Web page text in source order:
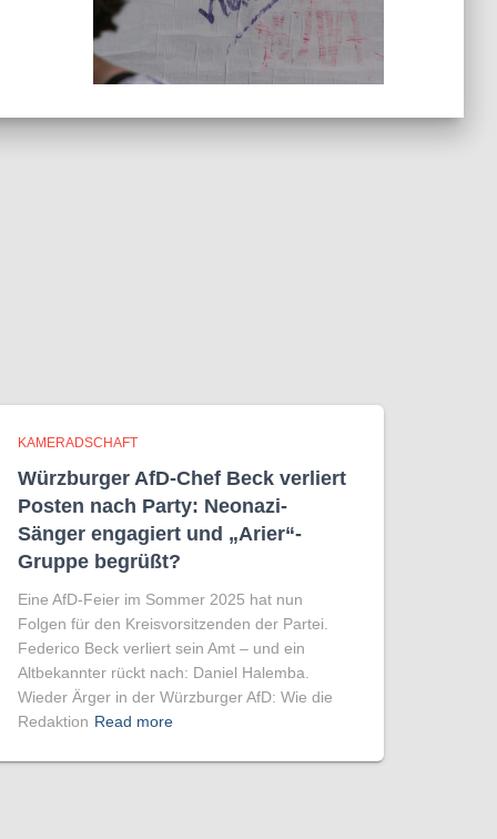
KAMERADSCHAFT
Würzburger AfD-Chef Beck verliert
Posten nach Party: Neonazi-
Sänger engagiert und „Arier“-
Gruppe begrüßt?
Eine AfD-Feier im Sommer 2025 hat nun
Folgen für den Kreisvorsitzenden der Partei.
Federico Beck verliert sein Amt – und ein
Altbekannter rückt nach: Daniel Halemba.
Wieder Ärger in der Würzburger AfD: Wie die
Redaktion Read more